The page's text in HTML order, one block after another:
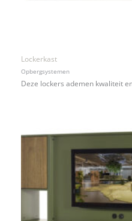
Lockerkast
Opbergsystemen
Deze lockers ademen kwaliteit